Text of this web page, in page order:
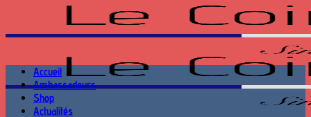
contenu
Accueil
Ambassadeurs
Shop
Actualités